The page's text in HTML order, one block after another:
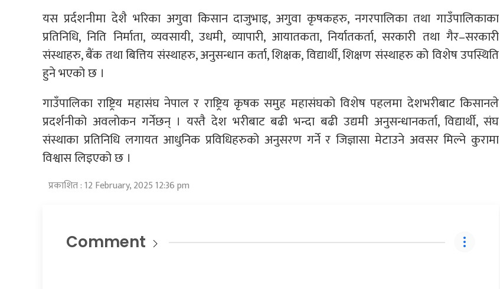
यस प्रर्दशनीमा देशै भरिका अगुवा किसान दाजुभाइ, अगुवा कृषकहरु, नगरपालिका तथा गाउँपालिकाका
प्रतिनिधि, निति निर्माता, व्यवसायी, उधमी, व्यापारी, आयातकता, निर्यातकर्ता, सरकारी तथा गैर–सरकारी
संस्थाहरु, बैंक तथा बित्तिय संस्थाहरु, अनुसन्धान कर्ता, शिक्षक, विद्यार्थी, शिक्षण संस्थाहरु को विशेष उपस्थिति
हुने भएको छ ।
गाउँपालिका राष्ट्रिय महासंघ नेपाल र राष्ट्रिय कृषक समुह महासंघको विशेष पहलमा देशभरीबाट किसानले
प्रदर्शनीको अवलोकन गर्नेछन् । यस्तै देश भरीबाट बढी भन्दा बढी उद्यमी अनुसन्धानकर्ता, विद्यार्थी, संघ
संस्थाका प्रतिनिधि लगायत आधुनिक प्रविधिहरुको अनुसरण गर्ने र जिज्ञासा मेटाउने अवसर मिल्ने कुरामा
विश्वास लिइएको छ ।
प्रकाशित : 12 February, 2025 12:36 pm
Comment